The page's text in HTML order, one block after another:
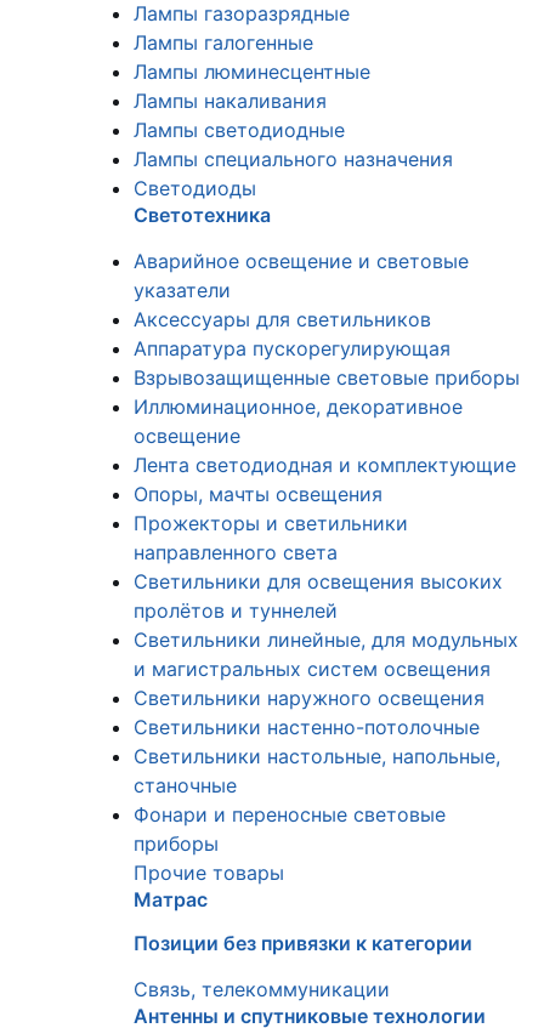
Лампы газоразрядные
Лампы галогенные
Лампы люминесцентные
Лампы накаливания
Лампы светодиодные
Лампы специального назначения
Светодиоды
Светотехника
Аварийное освещение и световые
указатели
Аксессуары для светильников
Аппаратура пускорегулирующая
Взрывозащищенные световые приборы
Иллюминационное, декоративное
освещение
Лента светодиодная и комплектующие
Опоры, мачты освещения
Прожекторы и светильники
направленного света
Светильники для освещения высоких
пролётов и туннелей
Светильники линейные, для модульных
и магистральных систем освещения
Светильники наружного освещения
Светильники настенно-потолочные
Светильники настольные, напольные,
станочные
Фонари и переносные световые
приборы
Прочие товары
Матрас
Позиции без привязки к категории
Связь, телекоммуникации
Антенны и спутниковые технологии